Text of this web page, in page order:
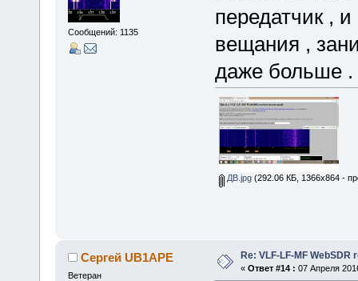
Сообщений: 1135
передатчик ,
вещания ,
даже больше .
ДВ.jpg(292.06 КБ, 1366x864 -
Сергей UB1APE
Ветеран
Re: VLF-LF-MF
« Ответ #14 : 07 Апреля